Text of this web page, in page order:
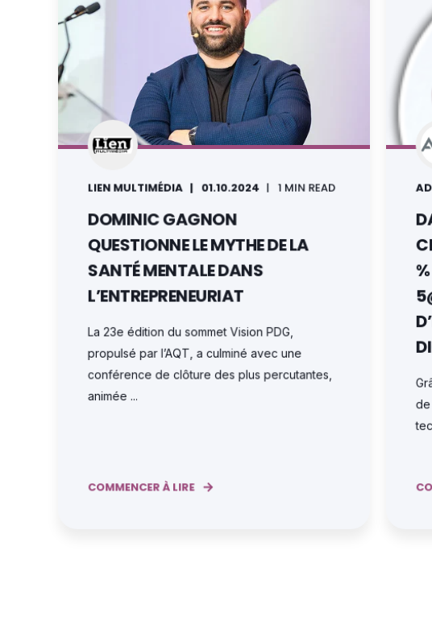
LIEN MULTIMÉDIA 01.10.2024 1 MIN READ
DOMINIC GAGNON
QUESTIONNE LE MYTHE DE LA
SANTÉ MENTALE DANS
L’ENTREPRENEURIAT
La 23e édition du sommet Vision PDG,
propulsé par l’AQT, a culminé avec une
conférence de clôture des plus percutantes,
animée ...
COMMENCER À LIRE
de